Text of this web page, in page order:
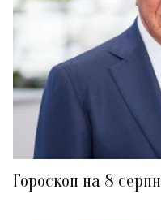
Гороскоп на 8